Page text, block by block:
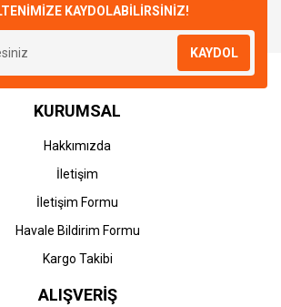
KAYDOLABİLİRSİNİZ!
KAYDOL
KURUMSAL
Hakkımızda
İletişim
İletişim Formu
Havale Bildirim Formu
Kargo Takibi
ALIŞVERİŞ